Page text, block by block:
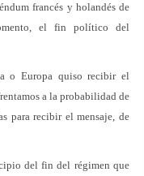
francés y holandés de
el fin político del
o Europa quiso recibir el
a la probabilidad de
para recibir el mensaje, de
del fin del régimen que